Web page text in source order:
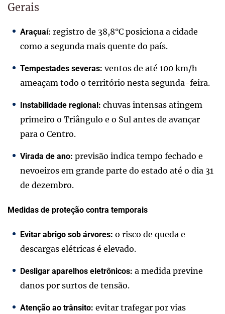
Gerais
Araçuaí: registro de 38,8°C posiciona a cidade
como a segunda mais quente do país.
Tempestades severas: ventos de até 100 km/h
ameaçam todo o território nesta segunda-feira.
Instabilidade regional: chuvas intensas atingem
primeiro o Triângulo e o Sul antes de avançar
para o Centro.
Virada de ano: previsão indica tempo fechado e
nevoeiros em grande parte do estado até o dia 31
de dezembro.
Medidas de proteção contra temporais
Evitar abrigo sob árvores: o risco de queda e
descargas elétricas é elevado.
Desligar aparelhos eletrônicos: a medida previne
danos por surtos de tensão.
Atenção ao trânsito: evitar trafegar por vias